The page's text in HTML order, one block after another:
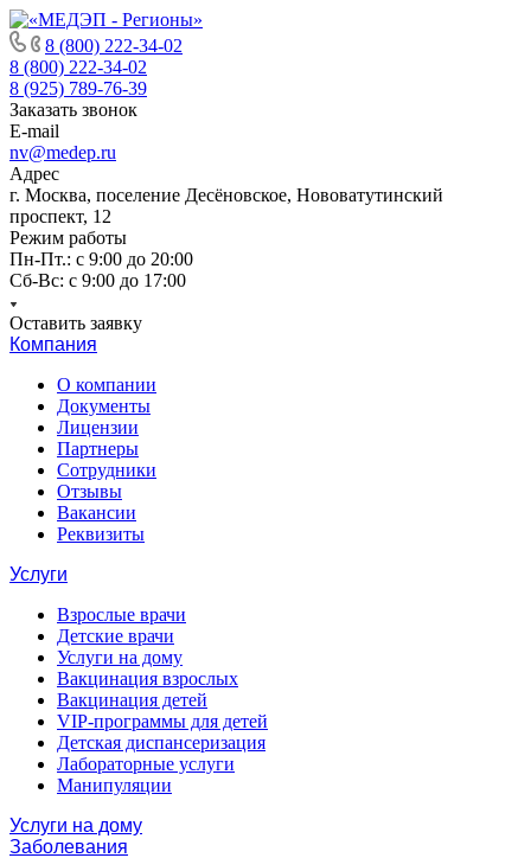
8 (800) 222-34-02
8 (800) 222-34-02
8 (925) 789-76-39
Заказать звонок
E-mail
nv@medep.ru
Адрес
г. Москва, поселение Десёновское, Нововатутинский
проспект, 12
Режим работы
Пн-Пт.: с 9:00 до 20:00
Cб-Вс: с 9:00 до 17:00
Оставить заявку
Компания
О компании
Документы
Лицензии
Партнеры
Сотрудники
Отзывы
Вакансии
Реквизиты
Услуги
Взрослые врачи
Детские врачи
Услуги на дому
Вакцинация взрослых
Вакцинация детей
VIP-программы для детей
Детская диспансеризация
Лабораторные услуги
Манипуляции
Услуги на дому
Заболевания